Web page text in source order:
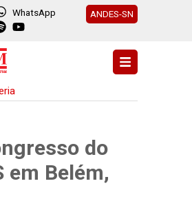
WhatsApp ANDES-SN
do
em Belém,